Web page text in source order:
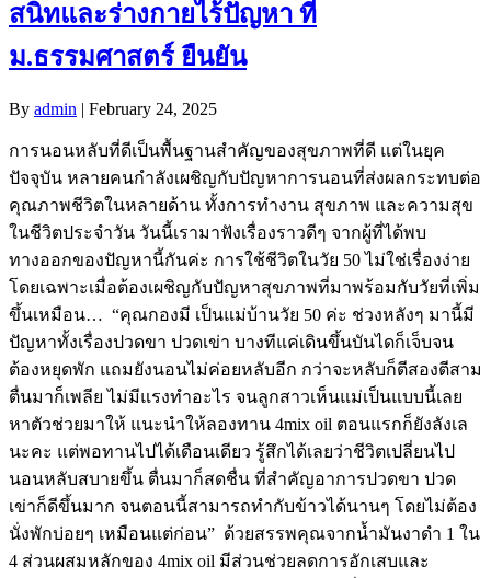
สนิทและร่างกายไร้ปัญหา ที่
ม.ธรรมศาสตร์ ยืนยัน
By admin | February 24, 2025
การนอนหลับที่ดีเป็นพื้นฐานสำคัญของสุขภาพที่ดี แต่ในยุค
ปัจจุบัน หลายคนกำลังเผชิญกับปัญหาการนอนที่ส่งผลกระทบต่อ
คุณภาพชีวิตในหลายด้าน ทั้งการทำงาน สุขภาพ และความสุข
ในชีวิตประจำวัน วันนี้เรามาฟังเรื่องราวดีๆ จากผู้ที่ได้พบ
ทางออกของปัญหานี้กันค่ะ การใช้ชีวิตในวัย 50 ไม่ใช่เรื่องง่าย
โดยเฉพาะเมื่อต้องเผชิญกับปัญหาสุขภาพที่มาพร้อมกับวัยที่เพิ่ม
ขึ้นเหมือน… “คุณกองมี เป็นแม่บ้านวัย 50 ค่ะ ช่วงหลังๆ มานี้มี
ปัญหาทั้งเรื่องปวดขา ปวดเข่า บางทีแค่เดินขึ้นบันไดก็เจ็บจน
ต้องหยุดพัก แถมยังนอนไม่ค่อยหลับอีก กว่าจะหลับก็ตีสองตีสาม
ตื่นมาก็เพลีย ไม่มีแรงทำอะไร จนลูกสาวเห็นแม่เป็นแบบนี้เลย
หาตัวช่วยมาให้ แนะนำให้ลองทาน 4mix oil ตอนแรกก็ยังลังเล
นะคะ แต่พอทานไปได้เดือนเดียว รู้สึกได้เลยว่าชีวิตเปลี่ยนไป
นอนหลับสบายขึ้น ตื่นมาก็สดชื่น ที่สำคัญอาการปวดขา ปวด
เข่าก็ดีขึ้นมาก จนตอนนี้สามารถทำกับข้าวได้นานๆ โดยไม่ต้อง
นั่งพักบ่อยๆ เหมือนแต่ก่อน” ด้วยสรรพคุณจากน้ำมันงาดำ 1 ใน
4 ส่วนผสมหลักของ 4mix oil มีส่วนช่วยลดการอักเสบและ